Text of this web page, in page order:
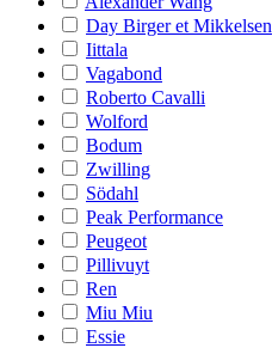
Day Birger et Mikkelsen
Iittala
Vagabond
Roberto Cavalli
Wolford
Bodum
Zwilling
Södahl
Peak Performance
Peugeot
Pillivuyt
Ren
Miu Miu
Essie